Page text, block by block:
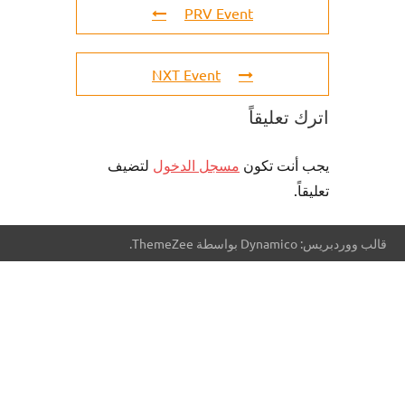
PRV Event
NXT Event
اترك تعليقاً
يجب أنت تكون مسجل الدخول لتضيف
تعليقاً.
قالب ووردبريس: Dynamico بواسطة ThemeZee.